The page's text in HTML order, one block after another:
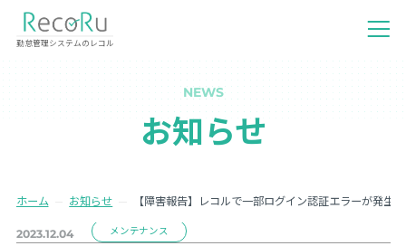
勤怠管理システムのレコル
NEWS
お知らせ
ホーム お知らせ 【障害報告】レコルで一部ログイン認証エラーが発生
2023.12.04 メンテナンス